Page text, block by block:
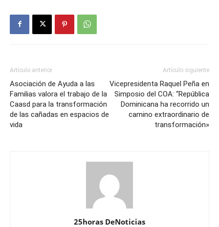
Artículo anterior
Asociación de Ayuda a las
Familias valora el trabajo de la
Caasd para la transformación
de las cañadas en espacios de
vida
Artículo siguiente
Vicepresidenta Raquel Peña en
Simposio del COA: “República
Dominicana ha recorrido un
camino extraordinario de
transformación»
25horas DeNoticias